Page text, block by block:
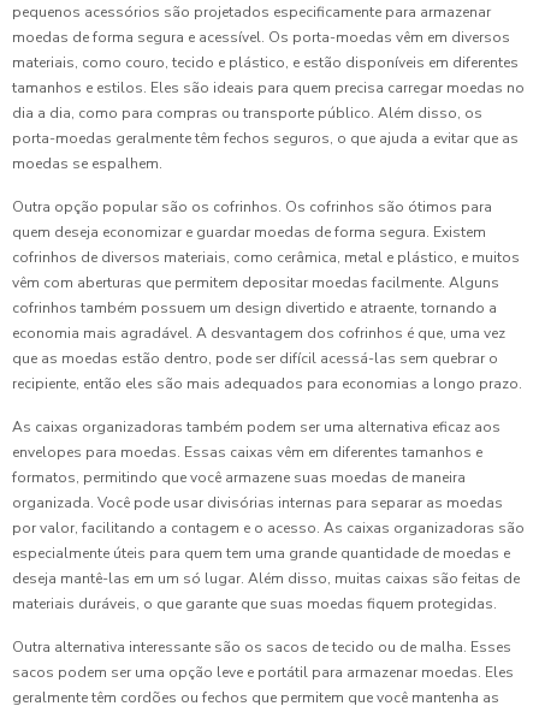
pequenos acessórios são projetados especificamente para armazenar
moedas de forma segura e acessível. Os porta-moedas vêm em diversos
materiais, como couro, tecido e plástico, e estão disponíveis em diferentes
tamanhos e estilos. Eles são ideais para quem precisa carregar moedas no
dia a dia, como para compras ou transporte público. Além disso, os
porta-moedas geralmente têm fechos seguros, o que ajuda a evitar que as
moedas se espalhem.
Outra opção popular são os cofrinhos. Os cofrinhos são ótimos para
quem deseja economizar e guardar moedas de forma segura. Existem
cofrinhos de diversos materiais, como cerâmica, metal e plástico, e muitos
vêm com aberturas que permitem depositar moedas facilmente. Alguns
cofrinhos também possuem um design divertido e atraente, tornando a
economia mais agradável. A desvantagem dos cofrinhos é que, uma vez
que as moedas estão dentro, pode ser difícil acessá-las sem quebrar o
recipiente, então eles são mais adequados para economias a longo prazo.
As caixas organizadoras também podem ser uma alternativa eficaz aos
envelopes para moedas. Essas caixas vêm em diferentes tamanhos e
formatos, permitindo que você armazene suas moedas de maneira
organizada. Você pode usar divisórias internas para separar as moedas
por valor, facilitando a contagem e o acesso. As caixas organizadoras são
especialmente úteis para quem tem uma grande quantidade de moedas e
deseja mantê-las em um só lugar. Além disso, muitas caixas são feitas de
materiais duráveis, o que garante que suas moedas fiquem protegidas.
Outra alternativa interessante são os sacos de tecido ou de malha. Esses
sacos podem ser uma opção leve e portátil para armazenar moedas. Eles
geralmente têm cordões ou fechos que permitem que você mantenha as